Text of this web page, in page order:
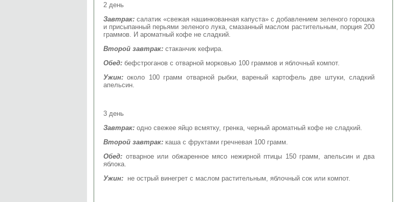
2 день
Завтрак: салатик «свежая нашинкованная капуста» с добавлением зеленого горошка
и присыпанный перьями зеленого лука, смазанный маслом растительным, порция 200
граммов. И ароматный кофе не сладкий.
Второй завтрак: стаканчик кефира.
Обед: бефстроганов с отварной морковью 100 граммов и яблочный компот.
Ужин: около 100 грамм отварной рыбки, вареный картофель две штуки, сладкий
апельсин.
3 день
Завтрак: одно свежее яйцо всмятку, гренка, черный ароматный кофе не сладкий.
Второй завтрак: каша с фруктами гречневая 100 грамм.
Обед: отварное или обжаренное мясо нежирной птицы 150 грамм, апельсин и два
яблока.
Ужин: не острый винегрет с маслом растительным, яблочный сок или компот.